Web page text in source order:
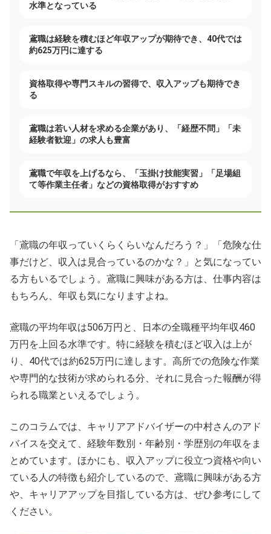
水準となっている
鳶職は経験を積むほど年収アップが期待でき、40代では
約625万円に達する
資格取得や専門スキルの習得で、収入アップも期待でき
る
鳶職は若い人材を求める企業があり、「経歴不問」「未
経験者歓迎」の求人も豊富
鳶職で年収を上げるなら、「玉掛け技能実習」「足場組
て等作業主任者」などの資格取得がおすすめ
「鳶職の年収っていくらくらいなんだろう？」「危険な仕
事だけど、収入は見合っているのかな？」と気になってい
る方もいるでしょう。鳶職に興味がある方は、仕事内容は
もちろん、年収も気になりますよね。
鳶職の平均年収は506万円と、日本の全職種平均年収460
万円を上回る水準です。特に経験を積むほど収入は上が
り、40代では約625万円に達します。高所での危険な作業
や専門的な技術が求められる分、それに見合った報酬が得
られる職業といえるでしょう。
このコラムでは、キャリアアドバイザーの中村さんのアド
バイスを交えて、経験年数別・年齢別・学歴別の年収をま
とめています。ほかにも、収入アップに役立つ資格や向い
ている人の特徴も紹介しているので、鳶職に興味がある方
や、キャリアアップを目指している方は、ぜひ参考にして
ください。